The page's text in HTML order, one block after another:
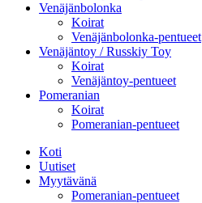
Venäjänbolonka
Koirat
Venäjänbolonka-pentueet
Venäjäntoy / Russkiy Toy
Koirat
Venäjäntoy-pentueet
Pomeranian
Koirat
Pomeranian-pentueet
Koti
Uutiset
Myytävänä
Pomeranian-pentueet